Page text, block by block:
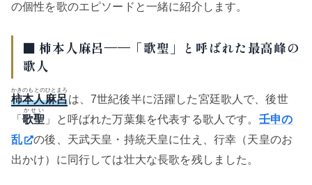
の個性を歌のエピソードと一緒に紹介します。
■ 柿本人麻呂——「歌聖」と呼ばれた最高峰の
歌人
柿本人麻呂
かきのもとのひとまろ
は、7世紀後半に活躍した宮廷歌人で、後世
「歌聖
かせい
」と呼ばれた万葉集を代表する歌人です。 壬申の
乱
の後、天武天皇・持統天皇に仕え、行幸（天皇のお
出かけ）に同行しては壮大な長歌を残しました。